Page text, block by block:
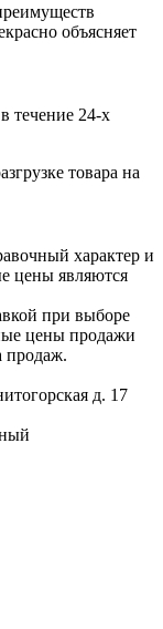
объясняет
течение 24-х
товара на
характер и
цены являются
при выборе
цены продажи
продаж.
д. 17